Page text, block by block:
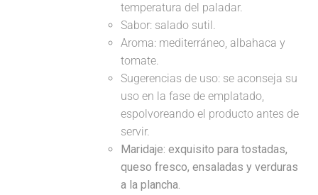
temperatura del paladar.
Sabor: salado sutil.
Aroma: mediterráneo, albahaca y
tomate.
Sugerencias de uso: se aconseja su
uso en la fase de emplatado,
espolvoreando el producto antes de
servir.
Maridaje: exquisito para tostadas,
queso fresco, ensaladas y verduras
a la plancha.